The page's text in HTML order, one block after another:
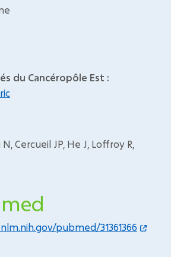
du Cancéropôle Est :
Cercueil JP, He J, Loffroy R,
pubmed/31361366